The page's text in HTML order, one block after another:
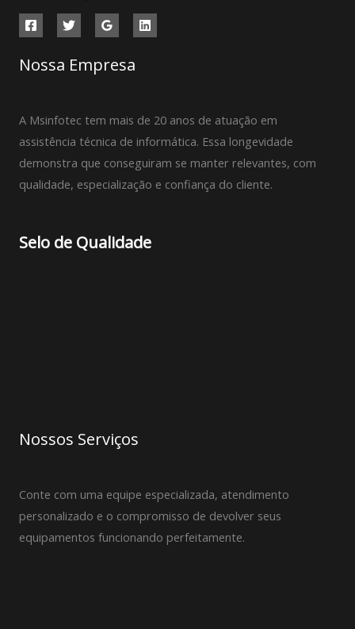
Nossa Empresa
A Msinfotec tem mais de 20 anos de atuação em
assistência técnica de informática. Essa longevidade
demonstra que conseguiram se manter relevantes, com
qualidade, especialização e confiança do cliente.
Selo de Qualidade
Nossos Serviços
Conte com uma equipe especializada, atendimento
personalizado e o compromisso de devolver seus
equipamentos funcionando perfeitamente.